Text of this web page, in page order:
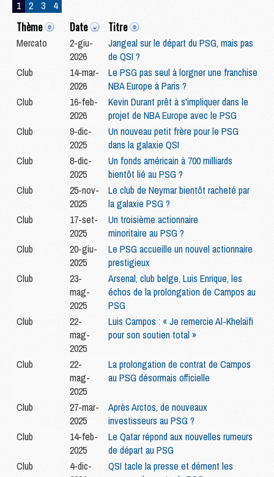
1 2 3 4
Thème Date Titre
Mercato
2-giu-
2026
Jangeal sur le départ du PSG, mais pas
de QSI ?
Club
14-mar-
2026
Le PSG pas seul à lorgner une franchise
NBA Europe à Paris ?
Club
16-feb-
2026
Kevin Durant prêt à s'impliquer dans le
projet de NBA Europe avec le PSG
Club
9-dic-
2025
Un nouveau petit frère pour le PSG
dans la galaxie QSI
Club
8-dic-
2025
Un fonds américain à 700 milliards
bientôt lié au PSG ?
Club
25-nov-
2025
Le club de Neymar bientôt racheté par
la galaxie PSG ?
Club
17-set-
2025
Un troisième actionnaire
minoritaire au PSG ?
Club
20-giu-
2025
Le PSG accueille un nouvel actionnaire
prestigieux
Club
23-
mag-
2025
Arsenal, club belge, Luis Enrique, les
échos de la prolongation de Campos au
PSG
Club
22-
mag-
2025
Luis Campos : « Je remercie Al-Khelaïfi
pour son soutien total »
Club
22-
mag-
2025
La prolongation de contrat de Campos
au PSG désormais officielle
Club
27-mar-
2025
Après Arctos, de nouveaux
investisseurs au PSG ?
Club
14-feb-
2025
Le Qatar répond aux nouvelles rumeurs
de départ au PSG
Club
4-dic-
QSI tacle la presse et dément les